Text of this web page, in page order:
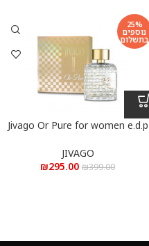
25%
נוספים
בתשלום
Jivago Or Pure for women e.d.p
א.ד.פ 100 מ”ל
JIVAGO
₪399.00
₪295.00